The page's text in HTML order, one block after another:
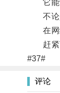
它能够
不论是
在网络
赶紧下
#37#
评论